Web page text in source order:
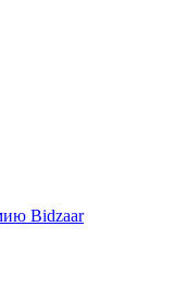
Bidzaar